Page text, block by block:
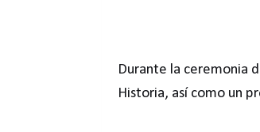
Durante la ceremonia
Historia, así como un